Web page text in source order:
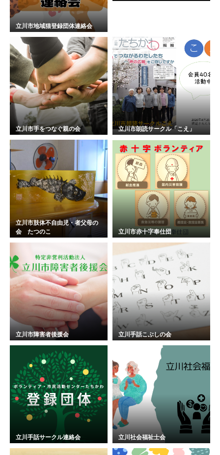
立川市地域猫登録団体連絡会
立川市手をつなぐ親の会 立川市朗読サークル「こえ」
立川市肢体不自由児・者父母の
会 たつのこ
立川市赤十字奉仕団
立川市障害者後援会 立川手話こぶしの会
立川手話サークル連絡会 立川社会福祉士会